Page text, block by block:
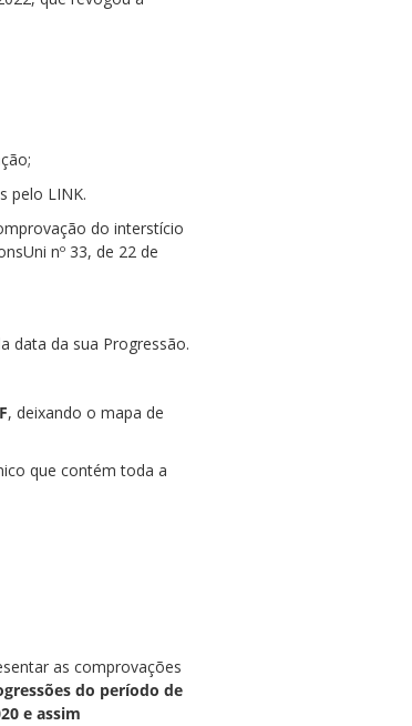
LINK.
do interstício
nº 33, de 22 de
data da sua Progressão.
, deixando o mapa de
que contém toda a
as comprovações
do período de
e assim